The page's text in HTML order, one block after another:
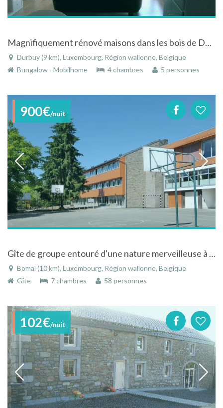
Magnifiquement rénové maisons dans les bois de Durbuy, de nombreux extras
Durbuy (9 km), Luxembourg, Région wallonne, Belgique
Bungalow - Mobilhome
4 chambres 5 personnes
900€/nuit
Gîte de groupe entouré d'une nature merveilleuse à Bomal en Ardenne
Bomal (10 km), Luxembourg, Région wallonne, Belgique
Gîte
7 chambres 58 personnes
102€/nuit